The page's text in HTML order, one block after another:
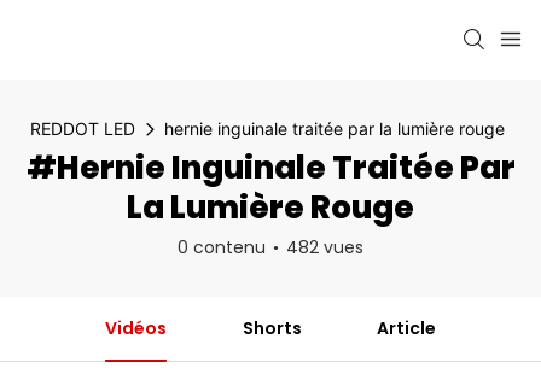
REDDOT LED hernie inguinale traitée par la lumière rouge
#hernie Inguinale Traitée Par
La Lumière Rouge
0 contenu 482 vues
Vidéos Shorts Article